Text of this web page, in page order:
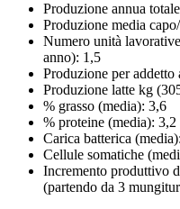
Produzione annua
Produzione media
Numero unità
anno): 1,5
Produzione per
Produzione latte kg
% grasso (media): 3,6
% proteine (media): 3,2
Carica batterica
Cellule somatiche
Incremento produttivo
(partendo da 3